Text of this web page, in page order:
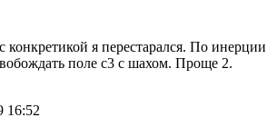
конкретикой я перестарался. По инерции
поле с3 с шахом. Проще 2.
16:52